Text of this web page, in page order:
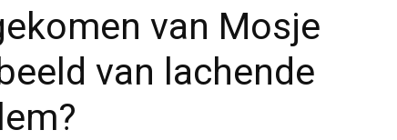
van Mosje
van lachende